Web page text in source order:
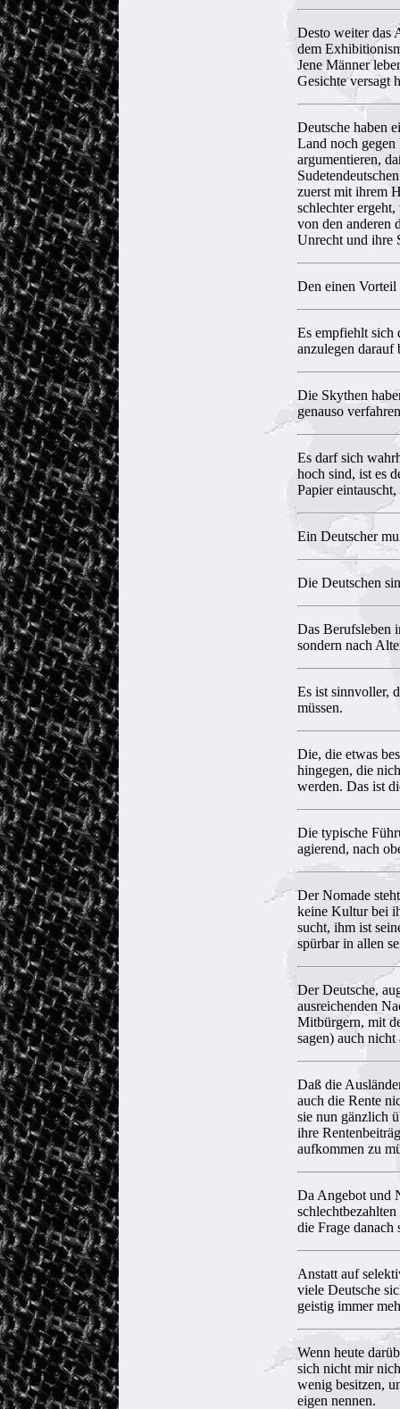
Desto weiter das
dem
Jene Männer
Gesichte versagt
Deutsche haben
Land noch
argumentieren,
zuerst mit ihrem
schlechter
von den anderen
Unrecht und ihre
Den einen Vorteil
Es empfiehlt sich
anzulegen darauf
Die Skythen
genauso
Es darf sich
hoch sind, ist es
Papier
Ein Deutscher
Die Deutschen
Das Berufsleben
sondern nach
Es ist sinnvoller,
müssen.
Die, die etwas
hingegen, die
werden. Das ist
Die typische
agierend, nach
Der Nomade
keine Kultur bei
sucht, ihm ist
spürbar in allen
Der Deutsche,
ausreichenden
Mitbürgern, mit
sagen) auch nicht
Daß die
auch die Rente
sie nun gänzlich
ihre
aufkommen zu
Da Angebot und
die Frage
Anstatt auf
viele Deutsche
geistig immer
Wenn heute
sich nicht mir
wenig besitzen,
eigen nennen.